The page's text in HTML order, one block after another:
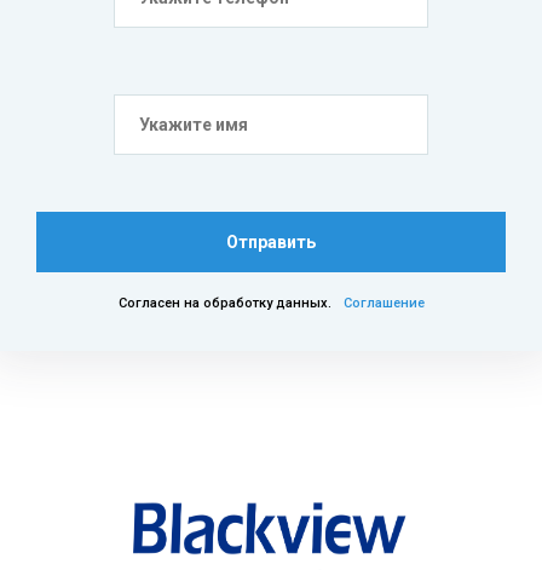
Отправить
Согласен на обработку данных. Соглашение